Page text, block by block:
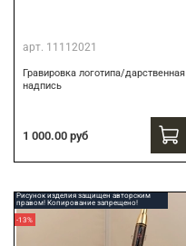
арт. 11112021
Гравировка логотипа/дарственная
надпись
1 000.00 руб
Рисунок изделия защищен авторским
правом! Копирование запрещено!
-13%